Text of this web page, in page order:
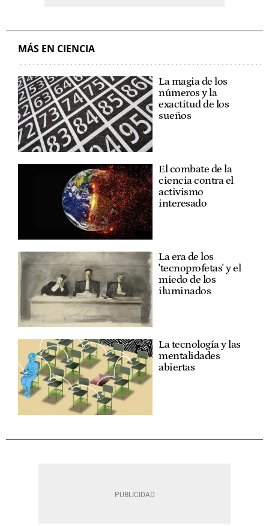
MÁS EN CIENCIA
La magia de los
números y la
exactitud de los
sueños
El combate de la
ciencia contra el
activismo
interesado
La era de los
'tecnoprofetas' y el
miedo de los
iluminados
La tecnología y las
mentalidades
abiertas